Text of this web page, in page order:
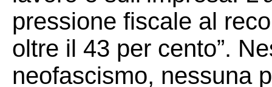
pressione fiscale al
oltre il 43 per cento”.
neofascismo, nessuna